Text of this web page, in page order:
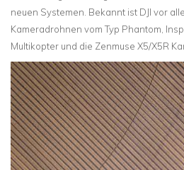
neuen Systemen. Bekannt ist DJI vor
Kameradrohnen vom Typ Phantom,
Multikopter und die Zenmuse X5/X5R